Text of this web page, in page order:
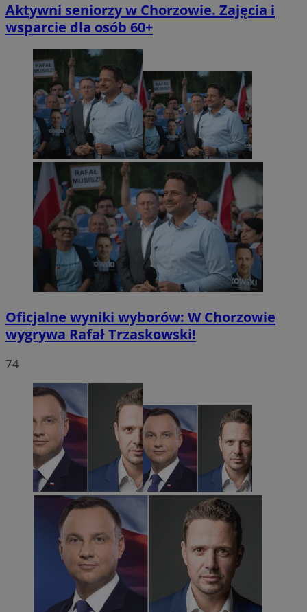
Aktywni seniorzy w Chorzowie. Zajęcia i
wsparcie dla osób 60+
Oficjalne wyniki wyborów: W Chorzowie
wygrywa Rafał Trzaskowski!
74